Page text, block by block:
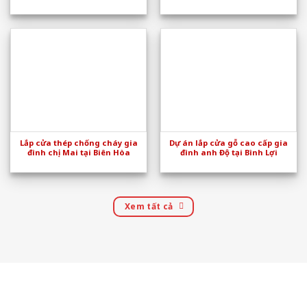
Lắp cửa thép chống cháy gia
đình chị Mai tại Biên Hòa
Dự án lắp cửa gỗ cao cấp gia
đình anh Độ tại Bình Lợi
Xem tất cả